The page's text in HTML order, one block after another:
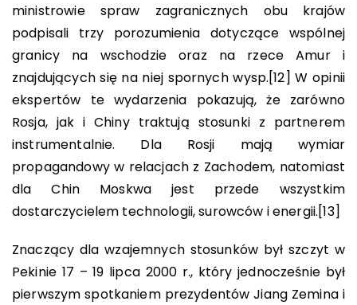
ministrowie spraw zagranicznych obu krajów
podpisali trzy porozumienia dotyczące wspólnej
granicy na wschodzie oraz na rzece Amur i
znajdujących się na niej spornych wysp.[12] W opinii
ekspertów te wydarzenia pokazują, że zarówno
Rosja, jak i Chiny traktują stosunki z partnerem
instrumentalnie. Dla Rosji mają wymiar
propagandowy w relacjach z Zachodem, natomiast
dla Chin Moskwa jest przede wszystkim
dostarczycielem technologii, surowców i energii.[13]
Znaczący dla wzajemnych stosunków był szczyt w
Pekinie 17 – 19 lipca 2000 r., który jednocześnie był
pierwszym spotkaniem prezydentów Jiang Zemina i